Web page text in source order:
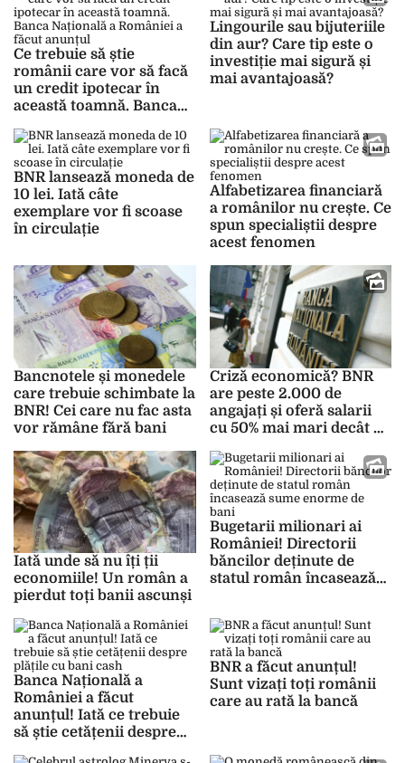
Ce trebuie să știe
românii care vor să facă
un credit ipotecar în
această toamnă. Banca
făcut anunțul
Lingourile sau bijuteriile
din aur? Care tip este o
investiție mai sigură și
mai avantajoasă?
BNR lansează moneda de
10 lei. Iată câte
exemplare vor fi scoase
în circulație
Alfabetizarea financiară
a românilor nu crește. Ce
spun specialiștii despre
acest fenomen
Bancnotele și monedele
care trebuie schimbate la
BNR! Cei care nu fac asta
vor rămâne fără bani
Criză economică? BNR
are peste 2.000 de
angajați și oferă salarii
cu 50% mai mari decât pe
Iată unde să nu îți ții
economiile! Un român a
pierdut toți banii ascunși
Bugetarii milionari ai
României! Directorii
băncilor deținute de
statul român încasează
Banca Națională a
României a făcut
anunțul! Iată ce trebuie
să știe cetățenii despre
BNR a făcut anunțul!
Sunt vizați toți românii
care au rată la bancă